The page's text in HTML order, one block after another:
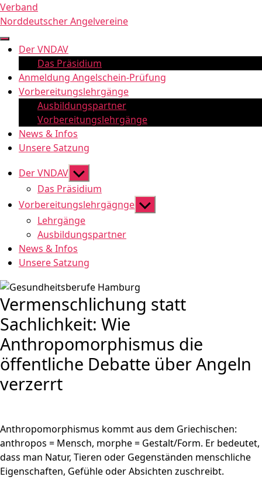
Zum
Inhalt
springen
Verband
Norddeutscher Angelvereine
Der VNDAV
Das Präsidium
Anmeldung Angelschein-Prüfung
Vorbereitungslehrgänge
Ausbildungspartner
Vorbereitungslehrgänge
News & Infos
Unsere Satzung
Der VNDAV Untermenü
anzeigen
Das Präsidium
Vorbereitungslehrgägnge Untermenü
Lehrgänge
Ausbildungspartner
News & Infos
Unsere Satzung
Vermenschlichung statt
Sachlichkeit: Wie
Anthropomorphismus die
öffentliche Debatte über Angeln
verzerrt
Anthropomorphismus kommt aus dem Griechischen:
anthropos = Mensch, morphe = Gestalt/Form. Er bedeutet,
dass man Natur, Tieren oder Gegenständen menschliche
Eigenschaften, Gefühle oder Absichten zuschreibt.